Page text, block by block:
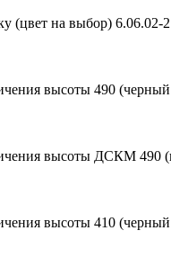
(цвет на выбор) 6.06.02-
высоты 490
высоты ДСКМ 490
высоты 410 (черный